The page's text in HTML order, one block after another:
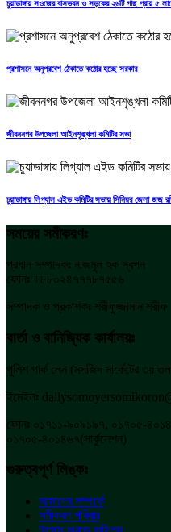
চুয়াডাঙ্গায় সওজের বাসভবন ও সড়কের ২৬টি গাছ প্রায় ৫
প্রশাসনে অনুপ্রবেশ ঠেকাতে কঠোর হচ্ছে সরকার
জীবননগর উপজেলা আইনশৃঙ্খলা কমিটির সভা
চুয়াডাঙ্গায় লিগ্যাল এইড কমিটির সভায় সিনিয়র জেলা জজ
সময়ের সমীকরণঃ
প্রধান সম্পাদকঃ নাজমুল হক স্বপন
ফোনঃ +৮৮০২৪৭৭৭৮৭৫৫৬
সম্পাদক ও প্রকাশকঃ শরীফুজ্জামান শরীফ
বার্তা ও বানিজ্যিক কার্যালয়ঃ
পুলিশ পার্ক লেন (মসজিদ মার্কেটের ৩য়
ইমেইলঃ
ফোনঃ ০১৭১১-৯০৯১৯৭, ০১৭০৫-
০১৭০৫-৪০১৪৬৭(সার্কুলেশন)
গুরুত্বপূর্ণ লিঙ্কঃ
আমাদের সম্পর্কে
সমীকরণ পরিবার